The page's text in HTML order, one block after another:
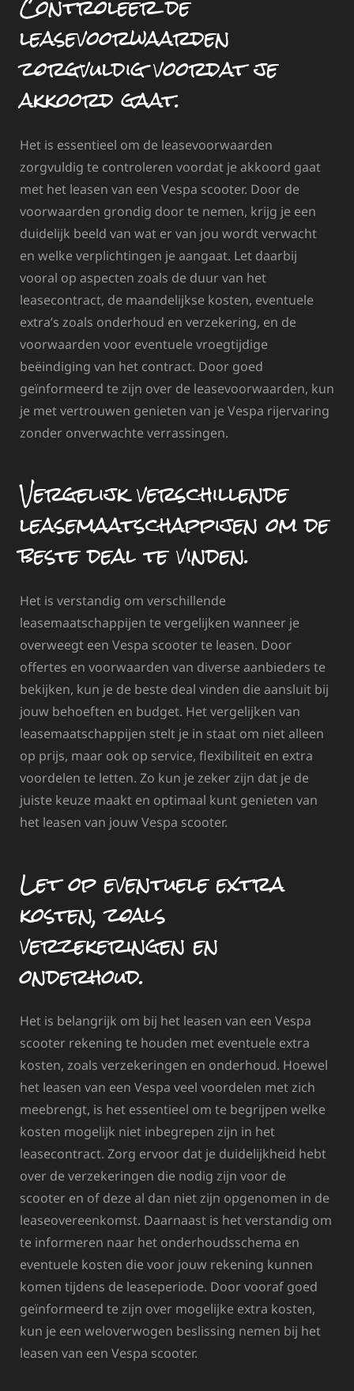
leasevoorwaarden
zorgvuldig voordat je
akkoord gaat.
Het is essentieel om de leasevoorwaarden
zorgvuldig te controleren voordat je akkoord gaat
met het leasen van een Vespa scooter. Door de
voorwaarden grondig door te nemen, krijg je een
duidelijk beeld van wat er van jou wordt verwacht
en welke verplichtingen je aangaat. Let daarbij
vooral op aspecten zoals de duur van het
leasecontract, de maandelijkse kosten, eventuele
extra’s zoals onderhoud en verzekering, en de
voorwaarden voor eventuele vroegtijdige
beëindiging van het contract. Door goed
geïnformeerd te zijn over de leasevoorwaarden, kun
je met vertrouwen genieten van je Vespa rijervaring
zonder onverwachte verrassingen.
Vergelijk verschillende
leasemaatschappijen om de
beste deal te vinden.
Het is verstandig om verschillende
leasemaatschappijen te vergelijken wanneer je
overweegt een Vespa scooter te leasen. Door
offertes en voorwaarden van diverse aanbieders te
bekijken, kun je de beste deal vinden die aansluit bij
jouw behoeften en budget. Het vergelijken van
leasemaatschappijen stelt je in staat om niet alleen
op prijs, maar ook op service, flexibiliteit en extra
voordelen te letten. Zo kun je zeker zijn dat je de
juiste keuze maakt en optimaal kunt genieten van
het leasen van jouw Vespa scooter.
Let op eventuele extra
kosten, zoals
verzekeringen en
onderhoud.
Het is belangrijk om bij het leasen van een Vespa
scooter rekening te houden met eventuele extra
kosten, zoals verzekeringen en onderhoud. Hoewel
het leasen van een Vespa veel voordelen met zich
meebrengt, is het essentieel om te begrijpen welke
kosten mogelijk niet inbegrepen zijn in het
leasecontract. Zorg ervoor dat je duidelijkheid hebt
over de verzekeringen die nodig zijn voor de
scooter en of deze al dan niet zijn opgenomen in de
leaseovereenkomst. Daarnaast is het verstandig om
te informeren naar het onderhoudsschema en
eventuele kosten die voor jouw rekening kunnen
komen tijdens de leaseperiode. Door vooraf goed
geïnformeerd te zijn over mogelijke extra kosten,
kun je een weloverwogen beslissing nemen bij het
leasen van een Vespa scooter.